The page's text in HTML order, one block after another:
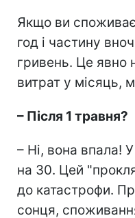
Якщо ви
год і частину
гривень. Це явно
витрат у місяць,
– Після 1 травня?
– Ні, вона впала!
на 30. Цей
до катастрофи.
сонця,